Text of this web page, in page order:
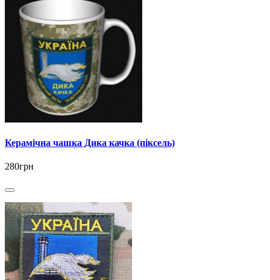
Керамічна чашка Дика качка (піксель)
280грн